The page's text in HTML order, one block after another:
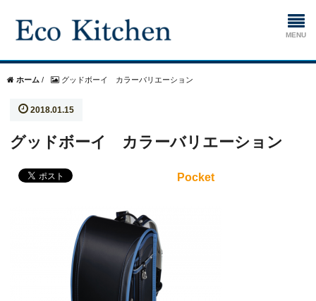
ホーム
生ゴミ処理機
ホーム / グッドボーイ カラーバリエーション
2018.01.15
グッドボーイ カラーバリエーション
Pocket